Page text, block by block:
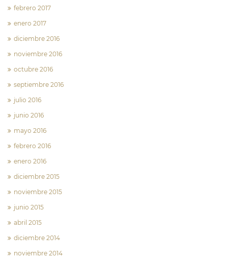
febrero 2017
enero 2017
diciembre 2016
noviembre 2016
octubre 2016
septiembre 2016
julio 2016
junio 2016
mayo 2016
febrero 2016
enero 2016
diciembre 2015
noviembre 2015
junio 2015
abril 2015
diciembre 2014
noviembre 2014